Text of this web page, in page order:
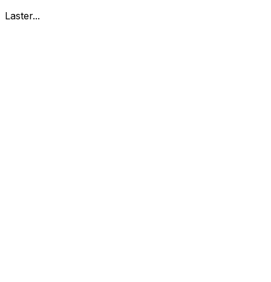
Laster...